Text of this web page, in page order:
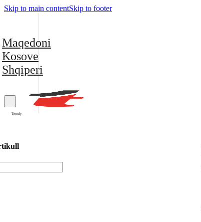
Skip to main contentSkip to footer
Maqedoni
Kosove
Shqiperi
Trendy